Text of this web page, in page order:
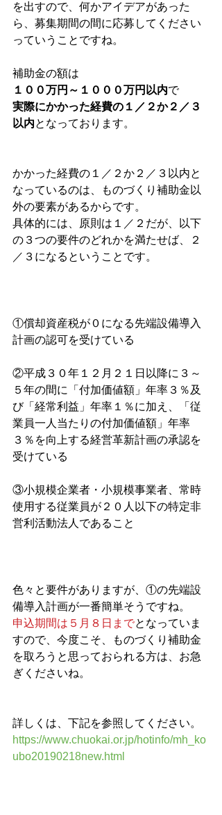
を出すので、何かアイデアがあった
ら、募集期間の間に応募してください
っていうことですね。
補助金の額は
１００万円～１０００万円以内で
実際にかかった経費の１／２か２／３
以内となっております。
かかった経費の１／２か２／３以内と
なっているのは、ものづくり補助金以
外の要素があるからです。
具体的には、原則は１／２だが、以下
の３つの要件のどれかを満たせば、２
／３になるということです。
①償却資産税が０になる先端設備導入
計画の認可を受けている
②平成３０年１２月２１日以降に３～
５年の間に「付加価値額」年率３％及
び「経常利益」年率１％に加え、「従
業員一人当たりの付加価値額」年率
３％を向上する経営革新計画の承認を
受けている
③小規模企業者・小規模事業者、常時
使用する従業員が２０人以下の特定非
営利活動法人であること
色々と要件がありますが、①の先端設
備導入計画が一番簡単そうですね。
申込期間は５月８日までとなっていま
すので、今度こそ、ものづくり補助金
を取ろうと思っておられる方は、お急
ぎくださいね。
詳しくは、下記を参照してください。
https://www.chuokai.or.jp/hotinfo/mh_ko
ubo20190218new.html